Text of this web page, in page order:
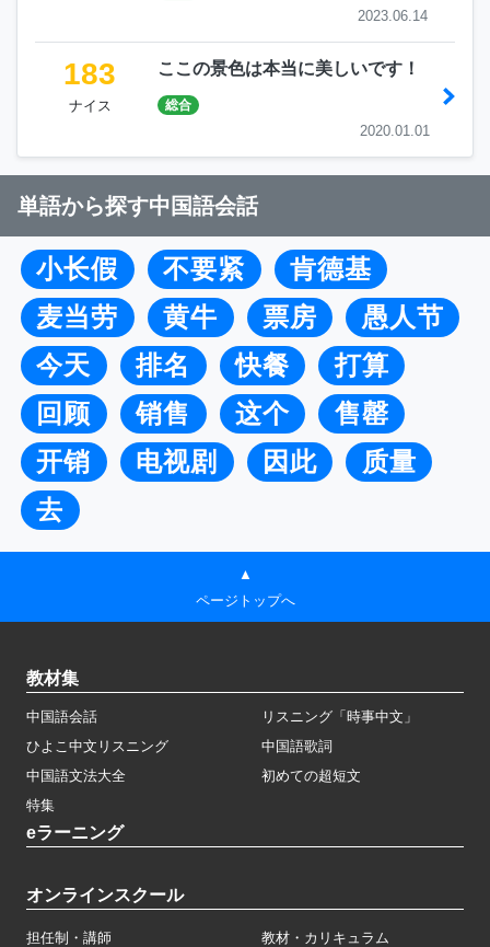
2023.06.14
183
ナイス
ここの景色は本当に美しいです！
総合
2020.01.01
単語から探す中国語会話
小长假 不要紧
肯德基
麦当劳
黄牛 票房
愚人节
今天
排名 快餐
打算
回顾
销售 这个
售罄
开销
电视剧 因此
质量
去
▲
ページトップへ
教材集
中国語会話
リスニング「時事中文」
ひよこ中文リスニング
中国語歌詞
中国語文法大全
初めての超短文
特集
eラーニング
オンラインスクール
担任制・講師 教材・カリキュラム